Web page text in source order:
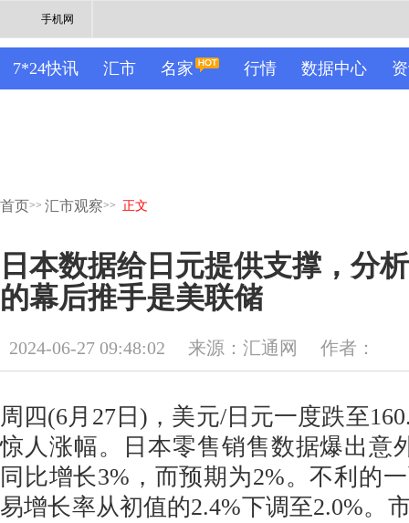
手机网
7*24快讯 汇市 名家 行情 数据中心
首页>> 汇市观察>> 正文
日本数据给日元提供支撑，分
的幕后推手是美联储
2024-06-27 09:48:02 来源：汇通网 作者：
周四(6月27日)，美元/日元一度跌至
惊人涨幅。日本零售销售数据爆出意
同比增长3%，而预期为2%。不利的
易增长率从初值的2.4%下调至2.0%。